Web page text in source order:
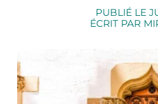
PUBLIÉ LE
ÉCRIT PAR